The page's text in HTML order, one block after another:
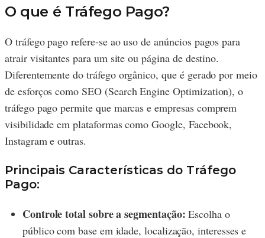
O que é Tráfego Pago?
O tráfego pago refere-se ao uso de anúncios pagos para
atrair visitantes para um site ou página de destino.
Diferentemente do tráfego orgânico, que é gerado por meio
de esforços como SEO (Search Engine Optimization), o
tráfego pago permite que marcas e empresas comprem
visibilidade em plataformas como Google, Facebook,
Instagram e outras.
Principais Características do Tráfego
Pago:
Controle total sobre a segmentação: Escolha o
público com base em idade, localização, interesses e